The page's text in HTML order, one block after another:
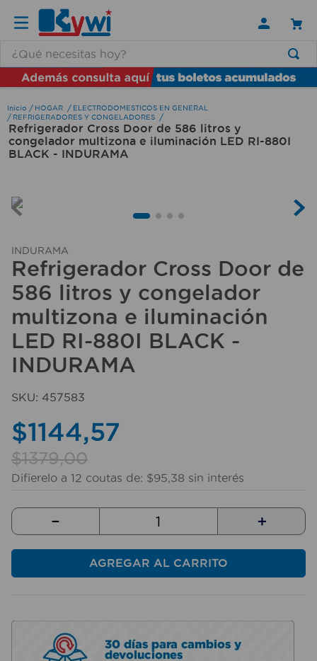
HOGAR
ELECTRODOMESTICOS EN GENERAL
REFRIGERADORES Y CONGELADORES
Refrigerador Cross Door de 586 litros y
congelador multizona e iluminación LED RI-880I
BLACK - INDURAMA
INDURAMA
Refrigerador Cross Door de
586 litros y congelador
multizona e iluminación
LED RI-880I BLACK -
INDURAMA
SKU: 457583
$1144,57
$1379,00
Difierelo a 12 coutas de: $95,38 sin interés
＋
－
AGREGAR AL CARRITO
TÉRMINOS MÁS BUSCADOS
1 .
lamparas
2.
ducha
3.
silla
5.
7.
cerradura
8 .
aspiradora
9.
lavamanos
10
taladro